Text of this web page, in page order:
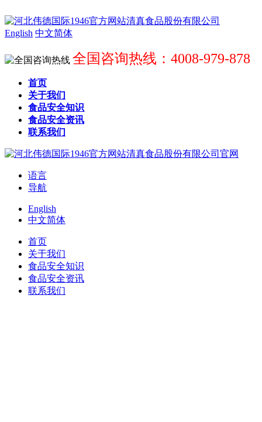
English 中文简体
全国咨询热线：4008-979-878
首页
关于我们
食品安全知识
食品安全资讯
联系我们
语言
导航
English
中文简体
首页
关于我们
食品安全知识
食品安全资讯
联系我们